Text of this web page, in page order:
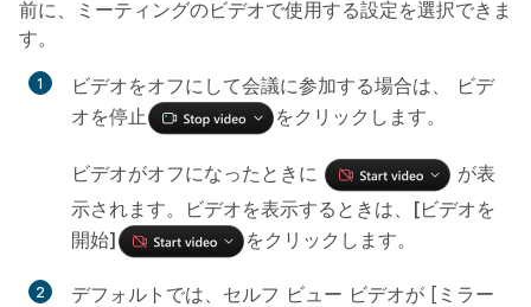
前に、ミーティングのビデオで使用する設定を選択できま
す。
ビデオをオフにして会議に参加する場合は、
ビデ
オを停止
をクリックします。
ビデオがオフになったときに
が表
示されます。ビデオを表示するときは、 [ビデオを
開始]
をクリックします。
デフォルトでは、セルフ ビュー ビデオが [ミラー